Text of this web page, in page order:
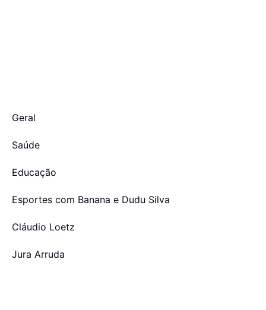
Geral
Saúde
Educação
Esportes com Banana e Dudu Silva
Cláudio Loetz
Jura Arruda